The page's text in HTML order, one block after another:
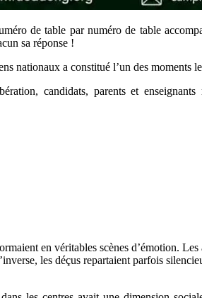
de table par numéro de table
sa réponse !
nationaux a constitué l’un des moments
candidats, parents et
en véritables scènes d’émotion.
les déçus repartaient parfois